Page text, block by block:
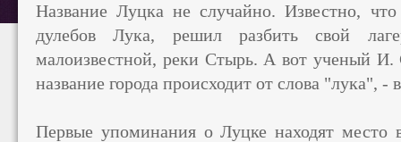
Название Луцка не случайно. Известно,
дулебов Лука, решил разбить свой
малоизвестной, реки Стырь. А вот ученый И.
название города происходит от слова "лука", -
Первые упоминания о Луцке находят место